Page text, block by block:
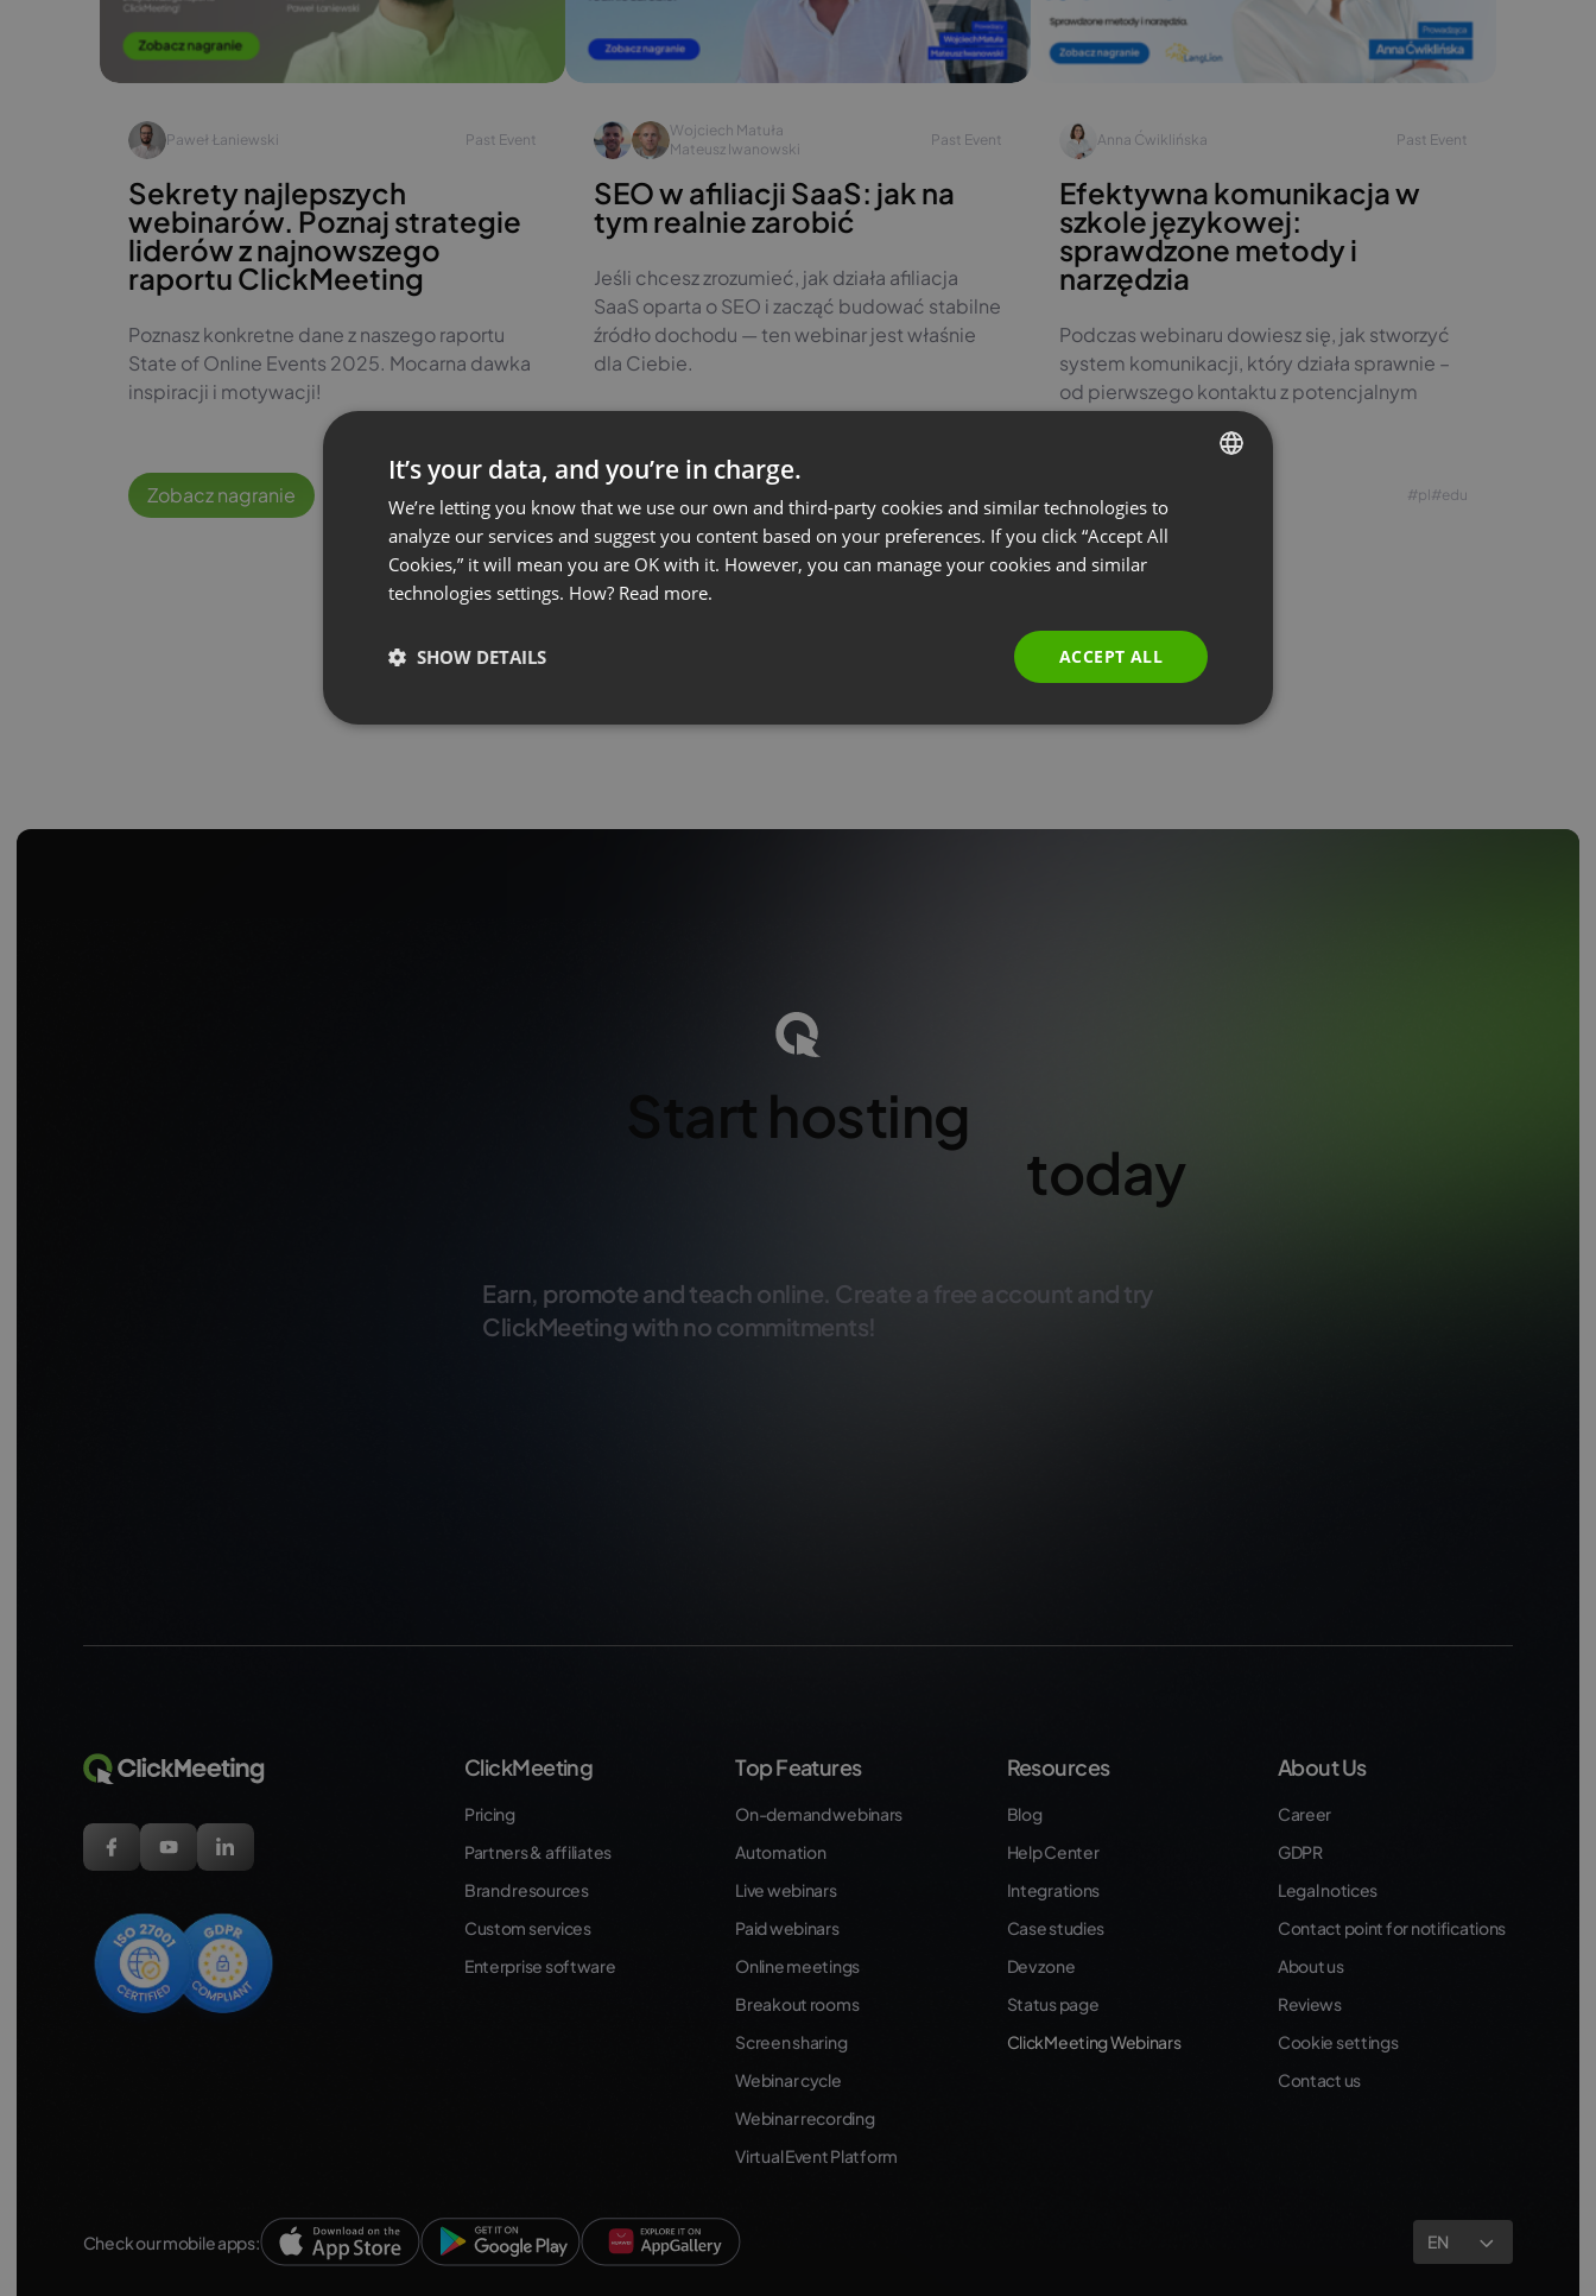
Paweł Łaniewski Past Event
Sekrety najlepszych
webinarów. Poznaj strategie
liderów z najnowszego
raportu ClickMeeting
Poznasz konkretne dane z naszego raportu
State of Online Events 2025. Mocarna dawka
inspiracji i motywacji!
Zobacz nagranie
Wojciech Matuła
Mateusz Iwanowski
Past Event
SEO w afiliacji SaaS: jak na
tym realnie zarobić
Jeśli chcesz zrozumieć, jak działa afiliacja
SaaS oparta o SEO i zacząć budować stabilne
źródło dochodu — ten webinar jest właśnie
dla Ciebie.
Anna Ćwiklińska Past Event
Efektywna komunikacja w
szkole językowej:
sprawdzone metody i
narzędzia
Podczas webinaru dowiesz się, jak stworzyć
system komunikacji, który działa sprawnie –
od pierwszego kontaktu z potencjalnym
Zobacz nagranie #pl#edu
Start hosting
ar today
Earn, promote and teach online. Create a free account and try
ClickMeeting with no commitments!
ClickMeeting
Pricing
Partners & affiliates
Brand resources
Custom services
Enterprise software
Top Features
On-demand webinars
Automation
Live webinars
Paid webinars
Online meetings
Breakout rooms
Screen sharing
Webinar cycle
Webinar recording
Virtual Event Platform
Resources
Blog
Help Center
Integrations
Case studies
Dev zone
Status page
ClickMeeting Webinars
About Us
Career
GDPR
Legal notices
Contact point for notifications
About us
Reviews
Cookie settings
Contact us
Check our mobile apps: EN
ENGLISH
FRENCH
RUSSIAN
It’s your data, and you’re in charge.
We’re letting you know that we use our own and third-party cookies and similar technologies to
analyze our services and suggest you content based on your preferences. If you click “Accept All
Cookies,” it will mean you are OK with it. However, you can manage your cookies and similar
technologies settings. How? Read more.
ACCEPT ALL
SHOW DETAILS